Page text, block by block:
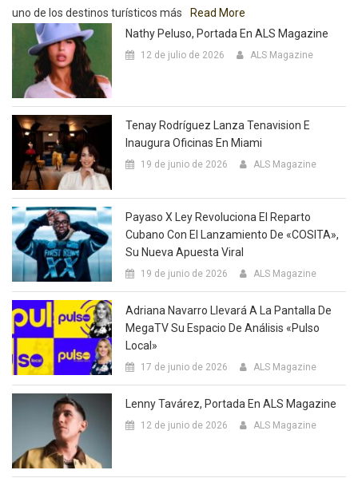
uno de los destinos turísticos más
Read More
Nathy Peluso, Portada En ALS Magazine
12 de julio de 2026 ALS Magazine
Tenay Rodríguez Lanza Tenavision E
Inaugura Oficinas En Miami
19 de junio de 2026 ALS Magazine
Payaso X Ley Revoluciona El Reparto
Cubano Con El Lanzamiento De «COSITA»,
Su Nueva Apuesta Viral
19 de junio de 2026 ALS Magazine
Adriana Navarro Llevará A La Pantalla De
MegaTV Su Espacio De Análisis «Pulso
Local»
17 de junio de 2026 ALS Magazine
Lenny Tavárez, Portada En ALS Magazine
12 de junio de 2026 ALS Magazine